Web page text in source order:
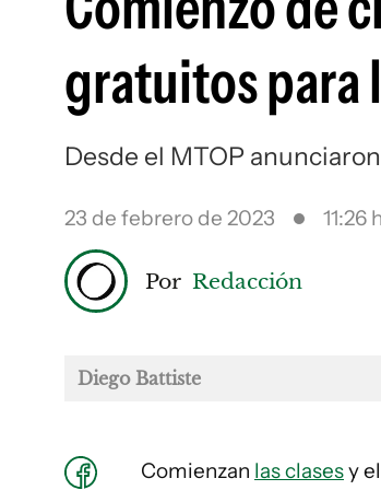
gratuitos para
Desde el MTOP
23 de febrero de 2023 11:26
Por Redacción
Diego Battiste
Comienzan las clasesy el